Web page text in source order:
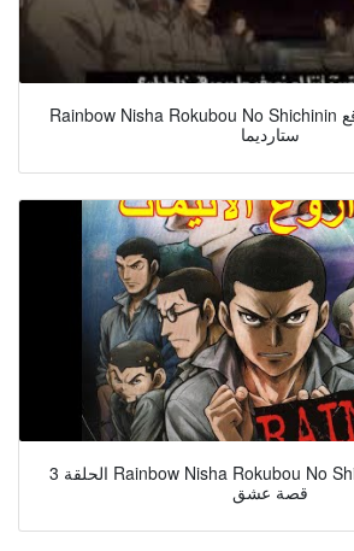
Rainbow Nisha Rokubou No Shichinin مترجم الحلقة 3 موقع
ستارديما
الحلقة 3 Rainbow Nisha Rokubou No Shichinin انمي مترجم
قصة عشق